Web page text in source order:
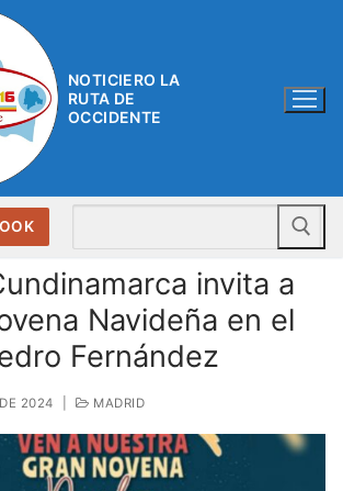
NOTICIERO LA
RUTA DE
OCCIDENTE
invita a
Navideña en el
Fernández
2024 MADRID